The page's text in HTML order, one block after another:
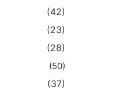
(42)
(23)
(28)
(50)
(37)